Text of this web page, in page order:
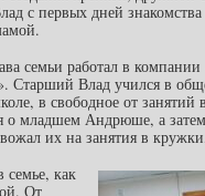
с первых дней
семьи работал в
Влад учился в
в свободное от занятий
о младшем Андрюше, а
их на занятия в
семье, как
От